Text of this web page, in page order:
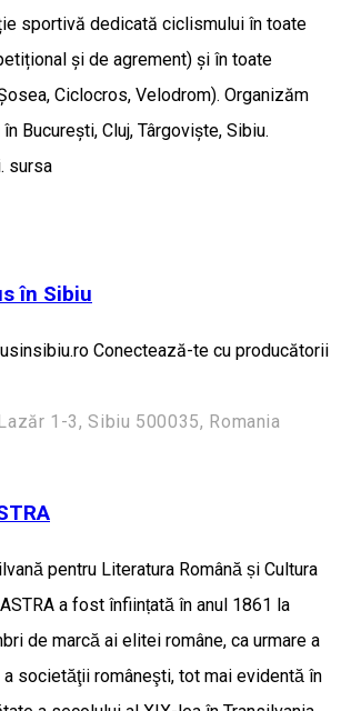
sportivă dedicată ciclismului în toate
și de agrement) și în toate
Ciclocros, Velodrom). Organizăm
București, Cluj, Târgoviște, Sibiu.
sursa
în Sibiu
Conectează-te cu producătorii
1-3, Sibiu 500035, Romania
pentru Literatura Română și Cultura
a fost înființată în anul 1861 la
de marcă ai elitei române, ca urmare a
societăţii româneşti, tot mai evidentă în